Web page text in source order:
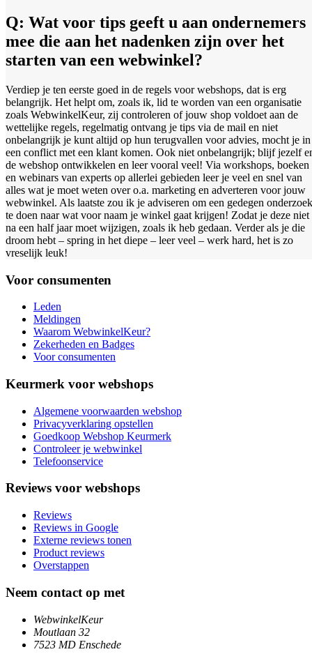
Q: Wat voor tips geeft u aan ondernemers
mee die aan het nadenken zijn over het
starten van een webwinkel?
Verdiep je ten eerste goed in de regels voor webshops, dat is erg
belangrijk. Het helpt om, zoals ik, lid te worden van een organisatie
zoals WebwinkelKeur, zij controleren of jouw shop voldoet aan de
wettelijke regels, regelmatig ontvang je tips via de mail en niet
onbelangrijk je kunt altijd op hun terugvallen voor advies, mocht je in
een conflict met een klant komen. Ook niet onbelangrijk; blijf jezelf
de webshop ontwikkelen en leer vooral veel! Via workshops, boeken
en webinars van experts op allerlei gebieden leer je veel en snel van
alles wat je moet weten over o.a. marketing en adverteren voor jouw
webwinkel. Als laatste zou ik je adviseren om een gedegen onderzoek
te doen naar wat voor naam je winkel gaat krijgen! Zodat je deze niet
na een half jaar moet wijzigen, zoals ik heb gedaan. Verder als je die
droom hebt – spring in het diepe – leer veel – werk hard, het is zo
vreselijk leuk!
Voor consumenten
Leden
Meldingen
Waarom WebwinkelKeur?
Zekerheden en Badges
Voor consumenten
Keurmerk voor webshops
Algemene voorwaarden webshop
Privacyverklaring opstellen
Goedkoop Webshop Keurmerk
Controleer je webwinkel
Telefoonservice
Reviews voor webshops
Reviews
Reviews in Google
Externe reviews tonen
Product reviews
Overstappen
Neem contact op met
WebwinkelKeur
Moutlaan 32
7523 MD Enschede